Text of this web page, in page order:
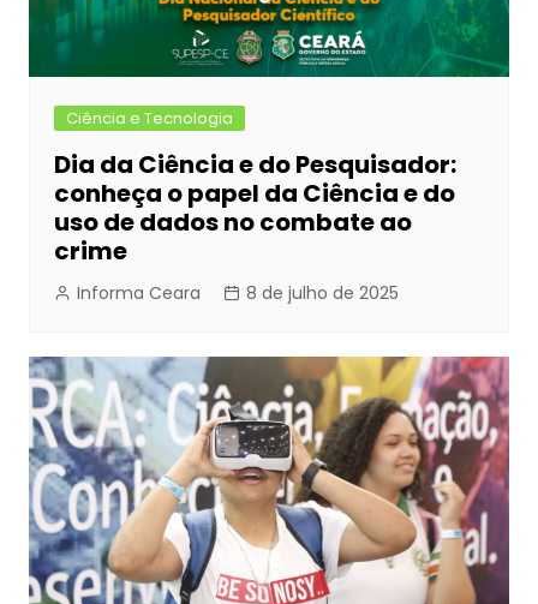
Ciência e Tecnologia
Dia da Ciência e do Pesquisador:
conheça o papel da Ciência e do
uso de dados no combate ao
crime
Informa Ceara 8 de julho de 2025